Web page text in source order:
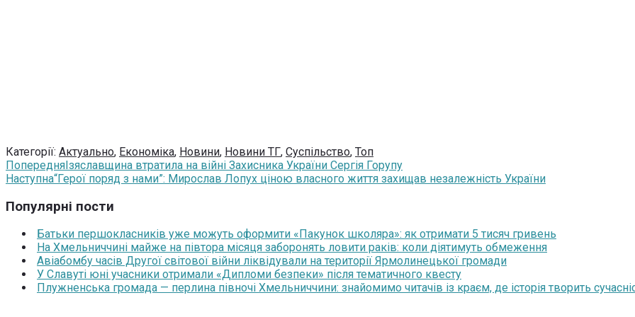
Категорії: Актуально, Економіка, Новини, Новини ТГ, Суспільство, Топ
ПопередняІзяславщина втратила на війні Захисника України Сергія Горупу
Наступна“Герої поряд з нами”: Мирослав Лопух ціною власного життя захищав незалежність України
Популярні пости
Батьки першокласників уже можуть оформити «Пакунок школяра»: як отримати 5 тисяч гривень
На Хмельниччині майже на півтора місяця заборонять ловити раків: коли діятимуть обмеження
Авіабомбу часів Другої світової війни ліквідували на території Ярмолинецької громади
У Славуті юні учасники отримали «Дипломи безпеки» після тематичного квесту
Плужненська громада — перлина півночі Хмельниччини: знайомимо читачів із краєм, де історія творить